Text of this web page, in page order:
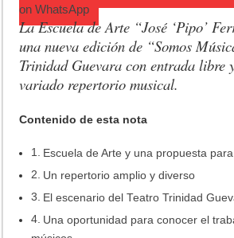
onWhatsApp
La Escuela de Arte “José ‘Pipo’
una nueva edición de “Somos
Trinidad Guevara con entrada libre
variado repertorio musical.
Contenido de esta nota
Escuela de Arte y una propuesta
Un repertorio amplio y diverso
El escenario del Teatro Trinidad
Una oportunidad para conocer el